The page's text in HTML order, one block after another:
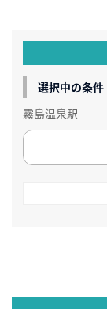
選択中の条件
霧島温泉駅